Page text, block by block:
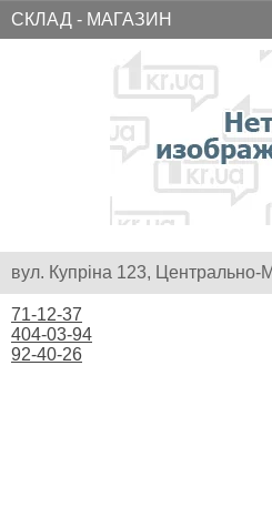
СКЛАД - МАГАЗИН
вул. Купріна 123, Центрально-
71-12-37
404-03-94
92-40-26